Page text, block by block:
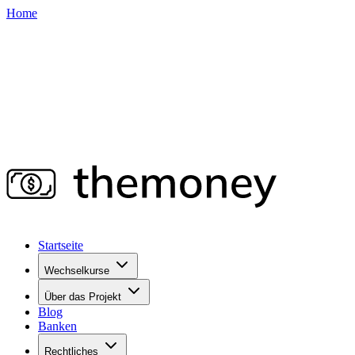
Home
Startseite
Wechselkurse
Über das Projekt
Blog
Banken
Rechtliches